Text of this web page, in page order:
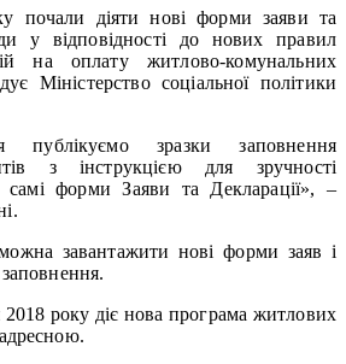
почали діяти нові форми заяви та
у відповідності до нових правил
на оплату житлово-комунальних
Міністерство соціальної політики
публікуємо зразки заповнення
з інструкцією для зручності
форми Заяви та Декларації», –
завантажити нові форми заяв і
заповнення.
року діє нова програма житлових